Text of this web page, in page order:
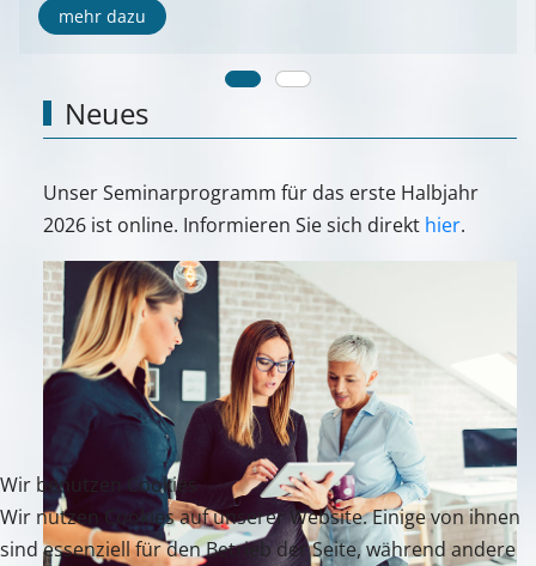
mehr dazu
Neues
Unser Seminarprogramm für das erste Halbjahr
2026 ist online. Informieren Sie sich direkt hier.
Wir benutzen Cookies
Wir nutzen Cookies auf unserer Website. Einige von ihnen
sind essenziell für den Betrieb der Seite, während andere